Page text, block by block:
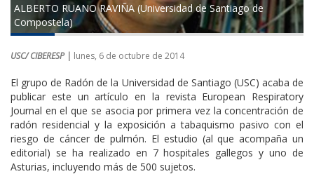
ALBERTO RUANO RAVIÑA (Universidad de Santiago de
Compostela)
USC/ CIBERESP | lunes, 6 de octubre de 2014
El grupo de Radón de la Universidad de Santiago (USC) acaba de
publicar este un artículo en la revista European Respiratory
Journal en el que se asocia por primera vez la concentración de
radón residencial y la exposición a tabaquismo pasivo con el
riesgo de cáncer de pulmón. El estudio (al que acompaña un
editorial) se ha realizado en 7 hospitales gallegos y uno de
Asturias, incluyendo más de 500 sujetos.